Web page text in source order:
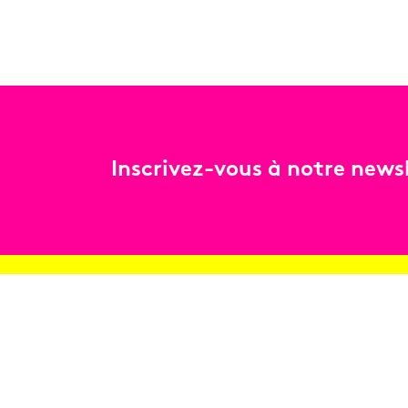
Inscrivez-vous à notre